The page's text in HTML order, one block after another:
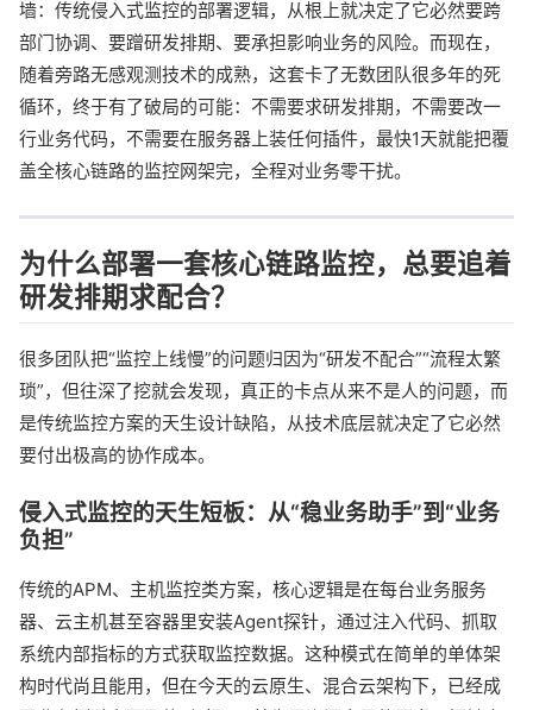
墙：传统侵入式监控的部署逻辑，从根上就决定了它必然要跨
部门协调、要蹭研发排期、要承担影响业务的风险。而现在，
随着旁路无感观测技术的成熟，这套卡了无数团队很多年的死
循环，终于有了破局的可能：不需要求研发排期，不需要改一
行业务代码，不需要在服务器上装任何插件，最快1天就能把覆
盖全核心链路的监控网架完，全程对业务零干扰。
为什么部署一套核心链路监控，总要追着
研发排期求配合？
很多团队把“监控上线慢”的问题归因为“研发不配合”“流程太繁
琐”，但往深了挖就会发现，真正的卡点从来不是人的问题，而
是传统监控方案的天生设计缺陷，从技术底层就决定了它必然
要付出极高的协作成本。
侵入式监控的天生短板：从“稳业务助手”到“业务
负担”
传统的APM、主机监控类方案，核心逻辑是在每台业务服务
器、云主机甚至容器里安装Agent探针，通过注入代码、抓取
系统内部指标的方式获取监控数据。这种模式在简单的单体架
构时代尚且能用，但在今天的云原生、混合云架构下，已经成